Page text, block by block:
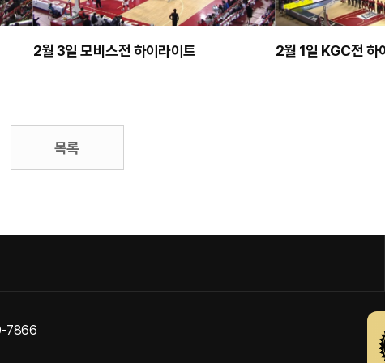
2월 3일 모비스전 하이라이트 2월 1일 KGC전 하
목록
7866